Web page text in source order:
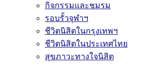
กิจกรรมและชมรม
รอบรั้วจุฬาฯ
ชีวิตนิสิตในกรุงเทพฯ
ชีวิตนิสิตในประเทศไทย
สุขภาวะทางใจนิสิต